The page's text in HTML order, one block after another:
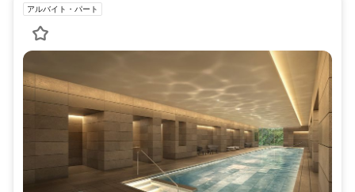
アルバイト・パート